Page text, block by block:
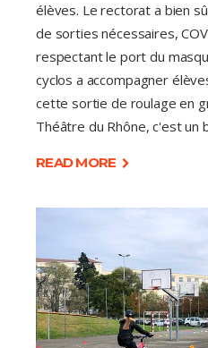
élèves. Le rectorat a bien
de sorties nécessaires,
respectant le port du
cyclos a accompagner
cette sortie de roulage en
Théâtre du Rhône, c'est un
READ MORE